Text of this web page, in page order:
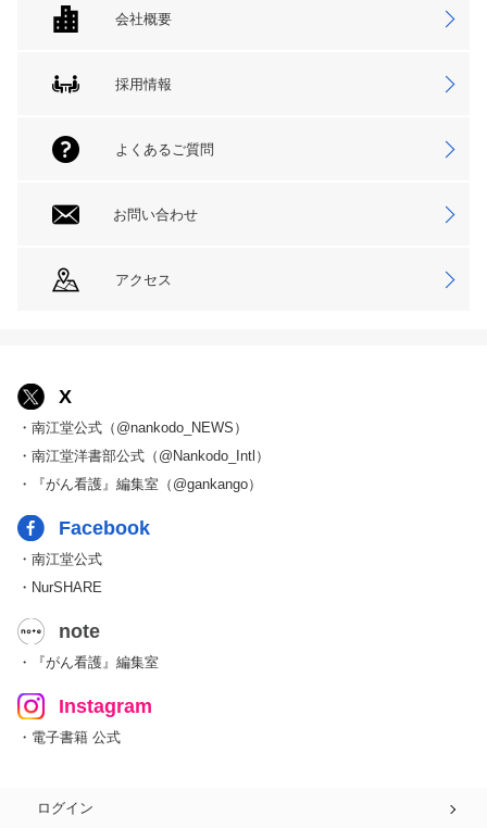
会社概要
採用情報
よくあるご質問
お問い合わせ
アクセス
X
・南江堂公式（@nankodo_NEWS）
・南江堂洋書部公式（@Nankodo_Intl）
・『がん看護』編集室（@gankango）
Facebook
・南江堂公式
・NurSHARE
note
・『がん看護』編集室
Instagram
・電子書籍 公式
ログイン